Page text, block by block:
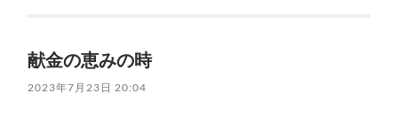
献金の恵みの時
2023年7月23日 20:04